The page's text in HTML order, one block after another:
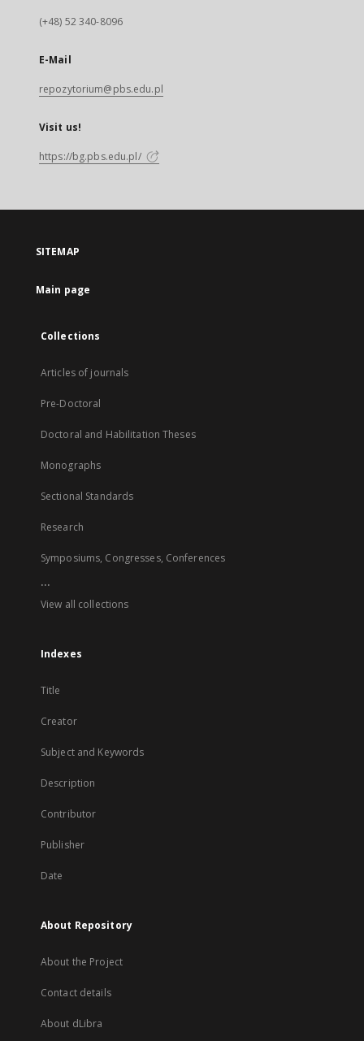
(+48) 52 340-8096
E-Mail
repozytorium@pbs.edu.pl
Visit us!
https://bg.pbs.edu.pl/
SITEMAP
Main page
Collections
Articles of journals
Pre-Doctoral
Doctoral and Habilitation Theses
Monographs
Sectional Standards
Research
Symposiums, Congresses, Conferences
...
View all collections
Indexes
Title
Creator
Subject and Keywords
Description
Contributor
Publisher
Date
About Repository
About the Project
Contact details
About dLibra